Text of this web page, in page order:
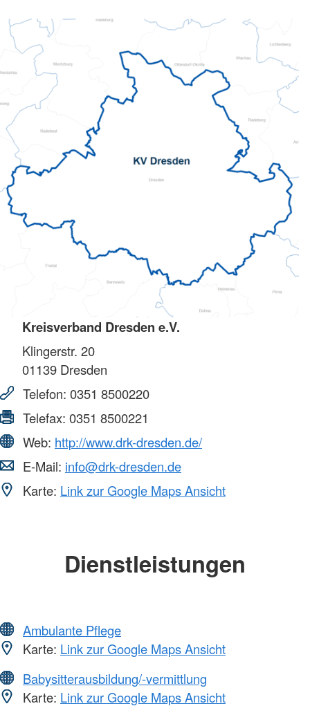
Kreisverband Dresden e.V.
Klingerstr. 20
01139 Dresden
Telefon: 0351 8500220
Telefax: 0351 8500221
Web: http://www.drk-dresden.de/
E-Mail: info@drk-dresden.de
Karte: Link zur Google Maps Ansicht
Dienstleistungen
Ambulante Pflege
Karte: Link zur Google Maps Ansicht
Babysitterausbildung/-vermittlung
Karte: Link zur Google Maps Ansicht